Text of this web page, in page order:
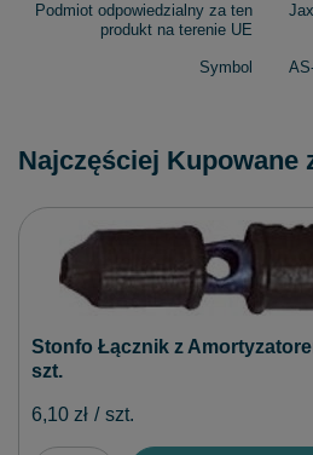
Podmiot odpowiedzialny za ten
produkt na terenie UE
Symbol
Najczęściej Kupowane
Stonfo Łącznik z
szt.
6,10 zł / szt.